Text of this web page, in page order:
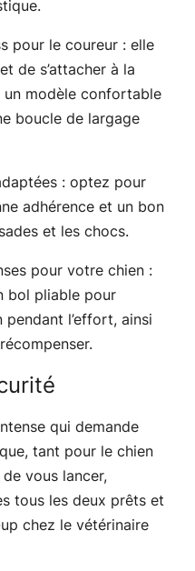
pour le coureur : elle
de s’attacher à la
un modèle confortable
boucle de largage
: optez pour
adhérence et un bon
et les chocs.
pour votre chien :
bol pliable pour
l’effort, ainsi
qui demande
tant pour le chien
vous lancer,
tous les deux prêts et
chez le vétérinaire